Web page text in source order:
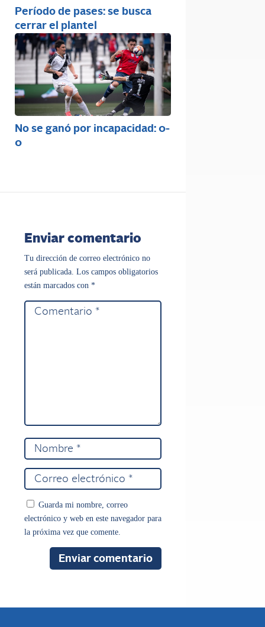
Período de pases: se busca
cerrar el plantel
No se ganó por incapacidad: 0-
0
Enviar comentario
Tu dirección de correo electrónico no
será publicada. Los campos obligatorios
están marcados con *
Guarda mi nombre, correo
electrónico y web en este navegador para
la próxima vez que comente.